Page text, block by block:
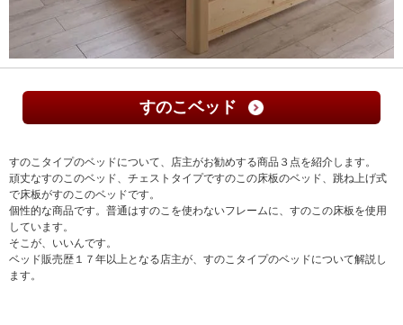
すのこベッド
すのこタイプのベッドについて、店主がお勧めする商品３点を紹介します。
頑丈なすのこのベッド、チェストタイプですのこの床板のベッド、跳ね上げ式
で床板がすのこのベッドです。
個性的な商品です。普通はすのこを使わないフレームに、すのこの床板を使用
しています。
そこが、いいんです。
ベッド販売歴１７年以上となる店主が、すのこタイプのベッドについて解説し
ます。